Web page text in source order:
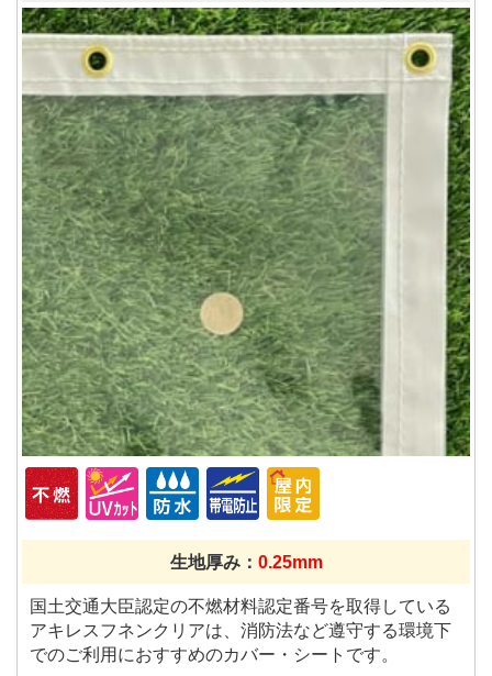
生地厚み： 0.25mm
国土交通大臣認定の不燃材料認定番号を取得している
アキレスフネンクリアは、消防法など遵守する環境下
でのご利用におすすめのカバー・シートです。